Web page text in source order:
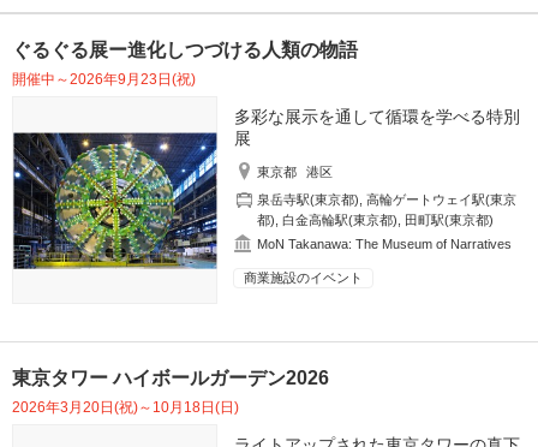
ぐるぐる展ー進化しつづける人類の物語
開催中～2026年9月23日(祝)
多彩な展示を通して循環を学べる特別
展
東京都
港区
泉岳寺駅(東京都) ,高輪ゲートウェイ駅(東京
都) ,白金高輪駅(東京都)
田町駅(東京都)
MoN Takanawa: The Museum of Narratives
商業施設のイベント
東京タワー ハイボールガーデン2026
2026年3月20日(祝)～10月18日(日)